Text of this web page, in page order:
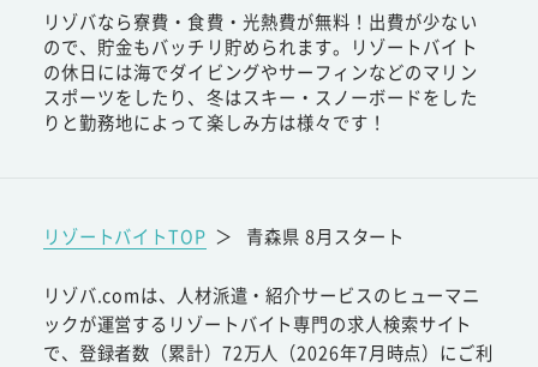
リゾバなら寮費・食費・光熱費が無料！出費が少ない
ので、貯金もバッチリ貯められます。リゾートバイト
の休日には海でダイビングやサーフィンなどのマリン
スポーツをしたり、冬はスキー・スノーボードをした
りと勤務地によって楽しみ方は様々です！
リゾートバイトTOP ＞ 青森県 8月スタート
リゾバ.comは、人材派遣・紹介サービスのヒューマニ
ックが運営するリゾートバイト専門の求人検索サイト
で、登録者数（累計）72万人（2026年7月時点）にご利